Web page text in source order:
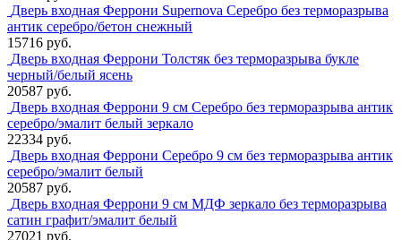
Дверь входная Феррони Supernova Серебро без терморазрыва
антик серебро/бетон снежный
15716 руб.
Дверь входная Феррони Толстяк без терморазрыва букле
черный/белый ясень
20587 руб.
Дверь входная Феррони 9 см Серебро без терморазрыва антик
серебро/эмалит белый зеркало
22334 руб.
Дверь входная Феррони Серебро 9 см без терморазрыва антик
серебро/эмалит белый
20587 руб.
Дверь входная Феррони 9 см МДФ зеркало без терморазрыва
сатин графит/эмалит белый
27021 руб.